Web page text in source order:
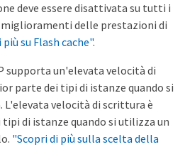
deve essere disattivata su tutti i
delle prestazioni di
su Flash cache".
supporta un'elevata velocità di
parte dei tipi di istanze quando si
L'elevata velocità di scrittura è
di istanze quando si utilizza un
"Scopri di più sulla scelta della